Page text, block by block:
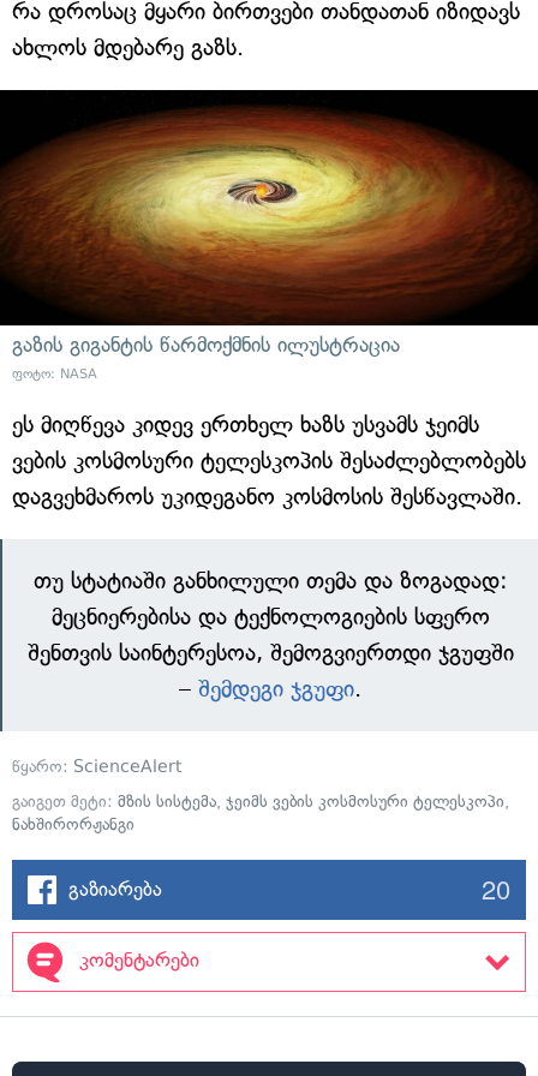
რა დროსაც მყარი ბირთვები თანდათან იზიდავს
ახლოს მდებარე გაზს.
გაზის გიგანტის წარმოქმნის ილუსტრაცია
ფოტო: NASA
ეს მიღწევა კიდევ ერთხელ ხაზს უსვამს ჯეიმს
ვების კოსმოსური ტელესკოპის შესაძლებლობებს
დაგვეხმაროს უკიდეგანო კოსმოსის შესწავლაში.
თუ სტატიაში განხილული თემა და ზოგადად:
მეცნიერებისა და ტექნოლოგიების სფერო
შენთვის საინტერესოა, შემოგვიერთდი ჯგუფში
– შემდეგი ჯგუფი.
წყარო: ScienceAlert
გაიგეთ მეტი: მზის სისტემა, ჯეიმს ვების კოსმოსური ტელესკოპი,
ნახშირორჟანგი
გაზიარება 20
კომენტარები